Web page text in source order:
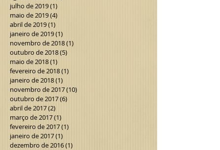
julho de 2019(1)
maio de 2019(4)
abril de 2019(1)
janeiro de 2019(1)
novembro de 2018(1)
outubro de 2018(5)
maio de 2018(1)
fevereiro de 2018(1)
janeiro de 2018(1)
novembro de 2017(10)
outubro de 2017(6)
abril de 2017(2)
março de 2017(1)
fevereiro de 2017(1)
janeiro de 2017(1)
dezembro de 2016(1)